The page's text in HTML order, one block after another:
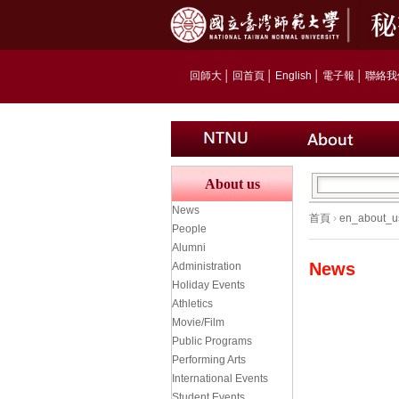
回師大 回首頁 English 電子報 聯絡
首頁 ›
News
About us
News
People
Alumni
Administration
Holiday Events
Athletics
Movie/Film
Public Programs
Performing Arts
International Events